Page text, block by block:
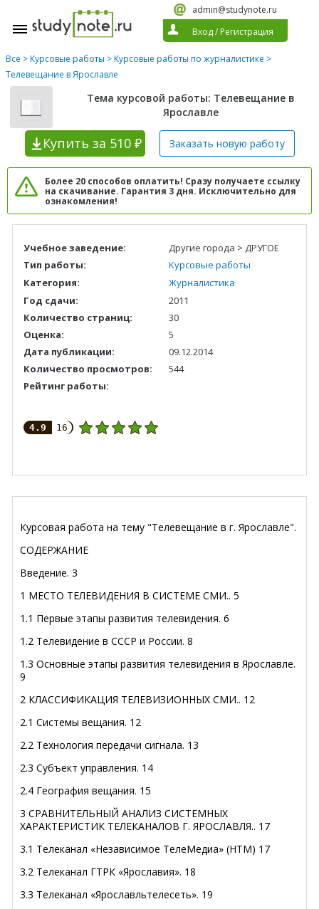
admin@studynote.ru
Вход/ Регистрация
Все >Курсовые работы >Курсовые работы по журналистике >
Телевещание в Ярославле
Тема курсовой работы: Телевещание в
Ярославле
Купить за 510 ₽ Заказать новую работу
Более 20 способов оплатить! Сразу получаете ссылку
на скачивание. Гарантия 3 дня. Исключительно для
ознакомления!
Учебное заведение:
Другие города > ДРУГОЕ
Тип работы:
Курсовые работы
Категория:
Журналистика
Год сдачи:
2011
Количество страниц:
30
Оценка:
5
Дата публикации:
09.12.2014
Количество просмотров:
544
Рейтинг работы:
4.9 16
Курсовая работа на тему "Телевещание в г. Ярославле".
СОДЕРЖАНИЕ
Введение. 3
1 МЕСТО ТЕЛЕВИДЕНИЯ В СИСТЕМЕ СМИ.. 5
1.1 Первые этапы развития телевидения. 6
1.2 Телевидение в СССР и России. 8
1.3 Основные этапы развития телевидения в Ярославле.
9
2 КЛАССИФИКАЦИЯ ТЕЛЕВИЗИОННЫХ СМИ.. 12
2.1 Системы вещания. 12
2.2 Технология передачи сигнала. 13
2.3 Субъект управления. 14
2.4 География вещания. 15
3 СРАВНИТЕЛЬНЫЙ АНАЛИЗ СИСТЕМНЫХ
ХАРАКТЕРИСТИК ТЕЛЕКАНАЛОВ Г. ЯРОСЛАВЛЯ.. 17
3.1 Телеканал «Независимое ТелеМедиа» (НТМ) 17
3.2 Телеканал ГТРК «Ярославия». 18
3.3 Телеканал «Ярославльтелесеть». 19